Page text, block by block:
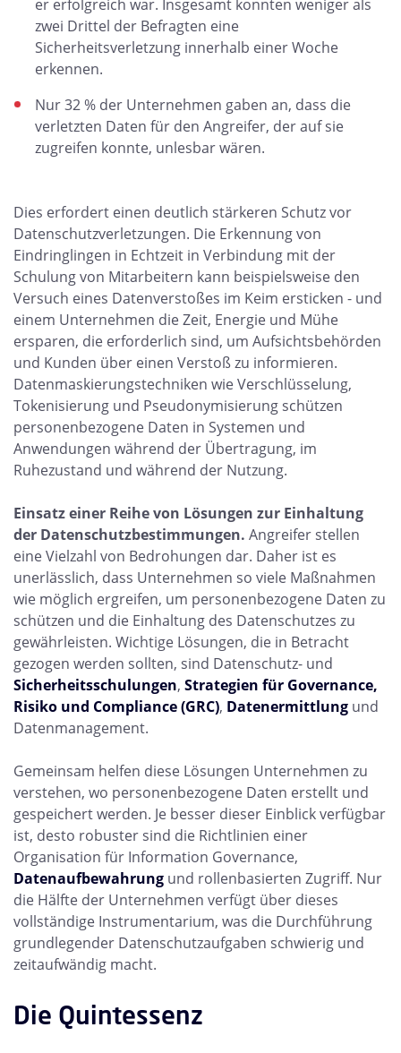
er erfolgreich war. Insgesamt konnten weniger als
zwei Drittel der Befragten eine
Sicherheitsverletzung innerhalb einer Woche
erkennen.
Nur 32 % der Unternehmen gaben an, dass die
verletzten Daten für den Angreifer, der auf sie
zugreifen konnte, unlesbar wären.
Dies erfordert einen deutlich stärkeren Schutz vor
Datenschutzverletzungen. Die Erkennung von
Eindringlingen in Echtzeit in Verbindung mit der
Schulung von Mitarbeitern kann beispielsweise den
Versuch eines Datenverstoßes im Keim ersticken - und
einem Unternehmen die Zeit, Energie und Mühe
ersparen, die erforderlich sind, um Aufsichtsbehörden
und Kunden über einen Verstoß zu informieren.
Datenmaskierungstechniken wie Verschlüsselung,
Tokenisierung und Pseudonymisierung schützen
personenbezogene Daten in Systemen und
Anwendungen während der Übertragung, im
Ruhezustand und während der Nutzung.
Einsatz einer Reihe von Lösungen zur Einhaltung
der Datenschutzbestimmungen. Angreifer stellen
eine Vielzahl von Bedrohungen dar. Daher ist es
unerlässlich, dass Unternehmen so viele Maßnahmen
wie möglich ergreifen, um personenbezogene Daten zu
schützen und die Einhaltung des Datenschutzes zu
gewährleisten. Wichtige Lösungen, die in Betracht
gezogen werden sollten, sind Datenschutz- und
Sicherheitsschulungen, Strategien für Governance,
Risiko und Compliance (GRC), Datenermittlung und
Datenmanagement.
Gemeinsam helfen diese Lösungen Unternehmen zu
verstehen, wo personenbezogene Daten erstellt und
gespeichert werden. Je besser dieser Einblick verfügbar
ist, desto robuster sind die Richtlinien einer
Organisation für Information Governance,
Datenaufbewahrung und rollenbasierten Zugriff. Nur
die Hälfte der Unternehmen verfügt über dieses
vollständige Instrumentarium, was die Durchführung
grundlegender Datenschutzaufgaben schwierig und
zeitaufwändig macht.
Die Quintessenz